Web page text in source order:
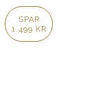
SPAR
1.499 KR